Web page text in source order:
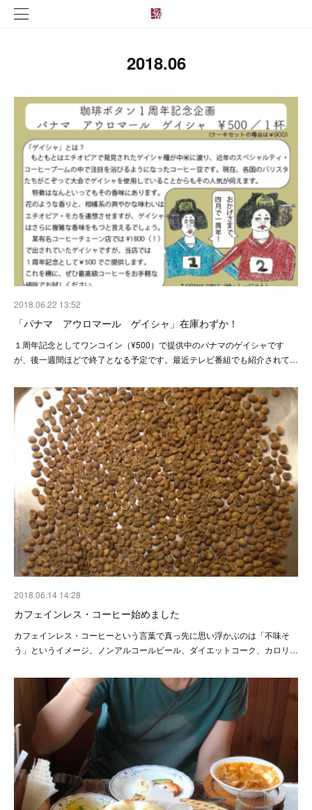
2018.06
2018.06.22 13:52
「パナマ アウロマール ゲイシャ」在庫わずか！
１周年記念としてワンコイン（¥500）で提供中のパナマのゲイシャです
が、後一週間ほどで終了となる予定です。最近テレビ番組でも紹介されて…
2018.06.14 14:28
カフェインレス・コーヒー始めました
カフェインレス・コーヒーという言葉で真っ先に思い浮かぶのは「不味そ
う」というイメージ。ノンアルコールビール、ダイエットコーク、カロリ…